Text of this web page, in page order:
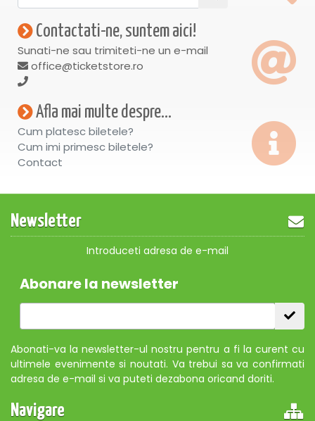
Contactati-ne, suntem aici!
Sunati-ne sau trimiteti-ne un e-mail
office@ticketstore.ro
Afla mai multe despre...
Cum platesc biletele?
Cum imi primesc biletele?
Contact
Newsletter
Introduceti adresa de e-mail
Abonare la newsletter
Abonati-va la newsletter-ul nostru pentru a fi la curent cu
ultimele evenimente si noutati. Va trebui sa va confirmati
adresa de e-mail si va puteti dezabona oricand doriti.
Navigare